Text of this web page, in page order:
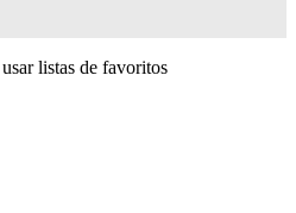
listas de favoritos